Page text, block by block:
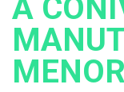
A